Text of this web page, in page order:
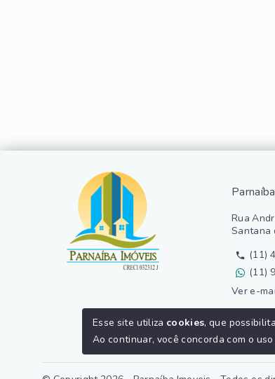
Rua
Santana
(11)
(11)
Ver e-
Esse site utiliza cookies, que
Ao continuar, você concorda com o uso